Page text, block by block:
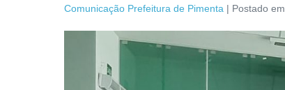
Comunicação Prefeitura de Pimenta | Postado em